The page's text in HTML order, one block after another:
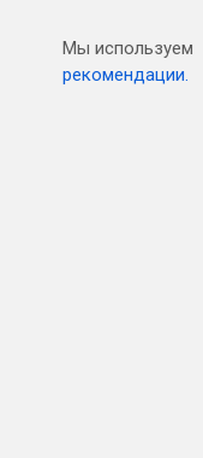
Мы используем
рекомендации.